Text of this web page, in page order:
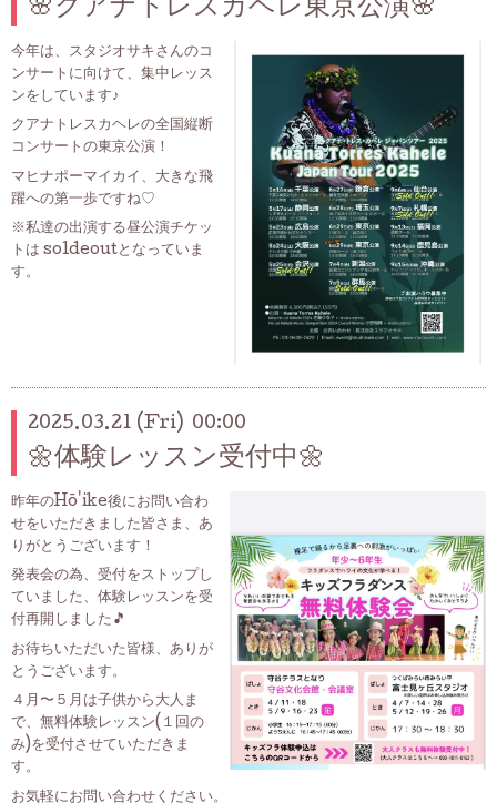
🌸クアナトレスカヘレ東京公演🌸
今年は、スタジオサキさんのコ
ンサートに向けて、集中レッス
ンをしています♪
クアナトレスカヘレの全国縦断
コンサートの東京公演！
マヒナポーマイカイ、大きな飛
躍への第一歩ですね♡
※私達の出演する昼公演チケッ
トは soldeoutとなっていま
す。
2025.03.21 (Fri) 00:00
🌼体験レッスン受付中🌼
昨年のHō'ike後にお問い合わ
せをいただきました皆さま、あ
りがとうございます！
発表会の為、受付をストップし
ていました、体験レッスンを受
付再開しました🎵
お待ちいただいた皆様、ありが
とうございます。
４月〜５月は子供から大人ま
で、無料体験レッスン(１回の
み)を受付させていただきま
す。
お気軽にお問い合わせください。